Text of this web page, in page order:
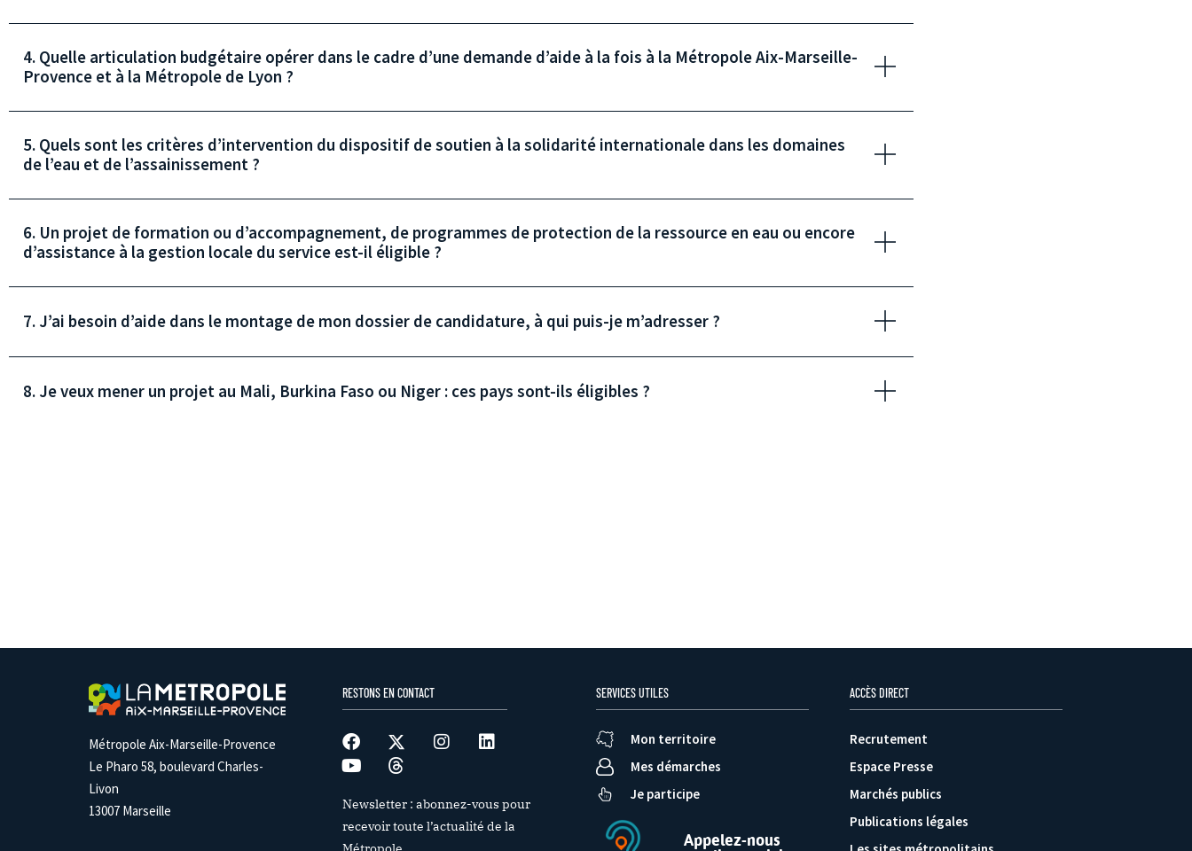
4. Quelle articulation budgétaire opérer dans le cadre d’une demande d’aide à la fois à la Métropole Aix-Marseille-
Provence et à la Métropole de Lyon ?
5. Quels sont les critères d’intervention du dispositif de soutien à la solidarité internationale dans les domaines
de l’eau et de l’assainissement ?
6. Un projet de formation ou d’accompagnement, de programmes de protection de la ressource en eau ou encore
d’assistance à la gestion locale du service est-il éligible ?
7. J’ai besoin d’aide dans le montage de mon dossier de candidature, à qui puis-je m’adresser ?
8. Je veux mener un projet au Mali, Burkina Faso ou Niger : ces pays sont-ils éligibles ?
Métropole Aix-Marseille-Provence
Le Pharo 58, boulevard Charles-
Livon
13007 Marseille
RESTONS EN CONTACT
Newsletter : abonnez-vous pour
recevoir toute l’actualité de la
SERVICES UTILES
Mon territoire
Mes démarches
Je participe
Appelez-nous
ACCÈS DIRECT
Recrutement
Espace Presse
Marchés publics
Publications légales